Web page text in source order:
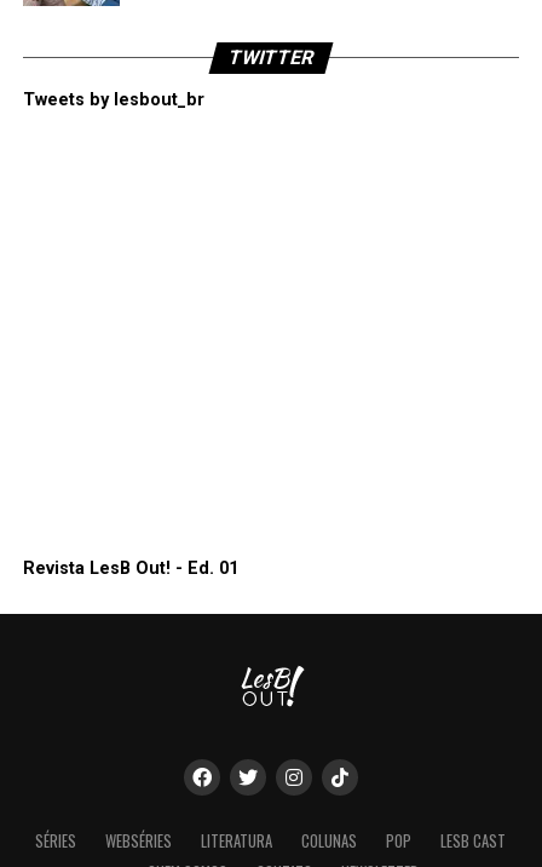
TWITTER
Tweets by lesbout_br
Revista LesB Out! - Ed. 01
SÉRIES WEBSÉRIES LITERATURA COLUNAS POP
LESB CAST